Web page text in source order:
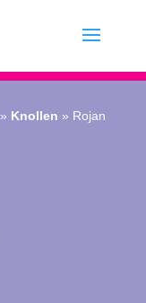
» Knollen » Rojan